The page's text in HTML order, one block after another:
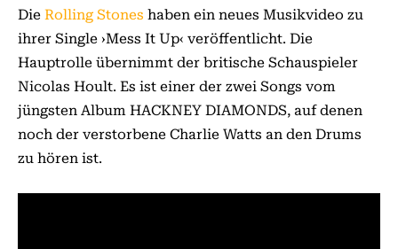
Die Rolling Stones haben ein neues Musikvideo zu
ihrer Single ›Mess It Up‹ veröffentlicht. Die
Hauptrolle übernimmt der britische Schauspieler
Nicolas Hoult. Es ist einer der zwei Songs vom
jüngsten Album HACKNEY DIAMONDS, auf denen
noch der verstorbene Charlie Watts an den Drums
zu hören ist.